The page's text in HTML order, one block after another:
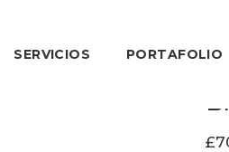
SERVICIOS PORTAFOLIO
£